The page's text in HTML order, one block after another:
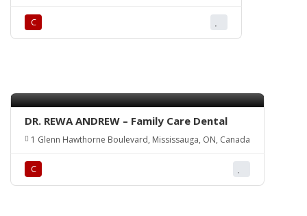
С
DR. REWA ANDREW – Family Care Dental
1 Glenn Hawthorne Boulevard, Mississauga, ON, Canada
С